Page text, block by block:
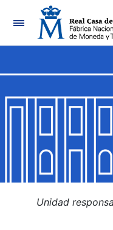
Mostrar/Ocultar
Mostrar/Ocultar
Mostrar/Ocultar
Unidad